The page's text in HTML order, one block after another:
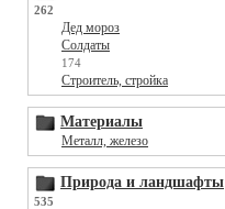
262
Дед мороз
Солдаты
174
Строитель, стройка
Материалы
Металл, железо
Природа и ландшафты
535